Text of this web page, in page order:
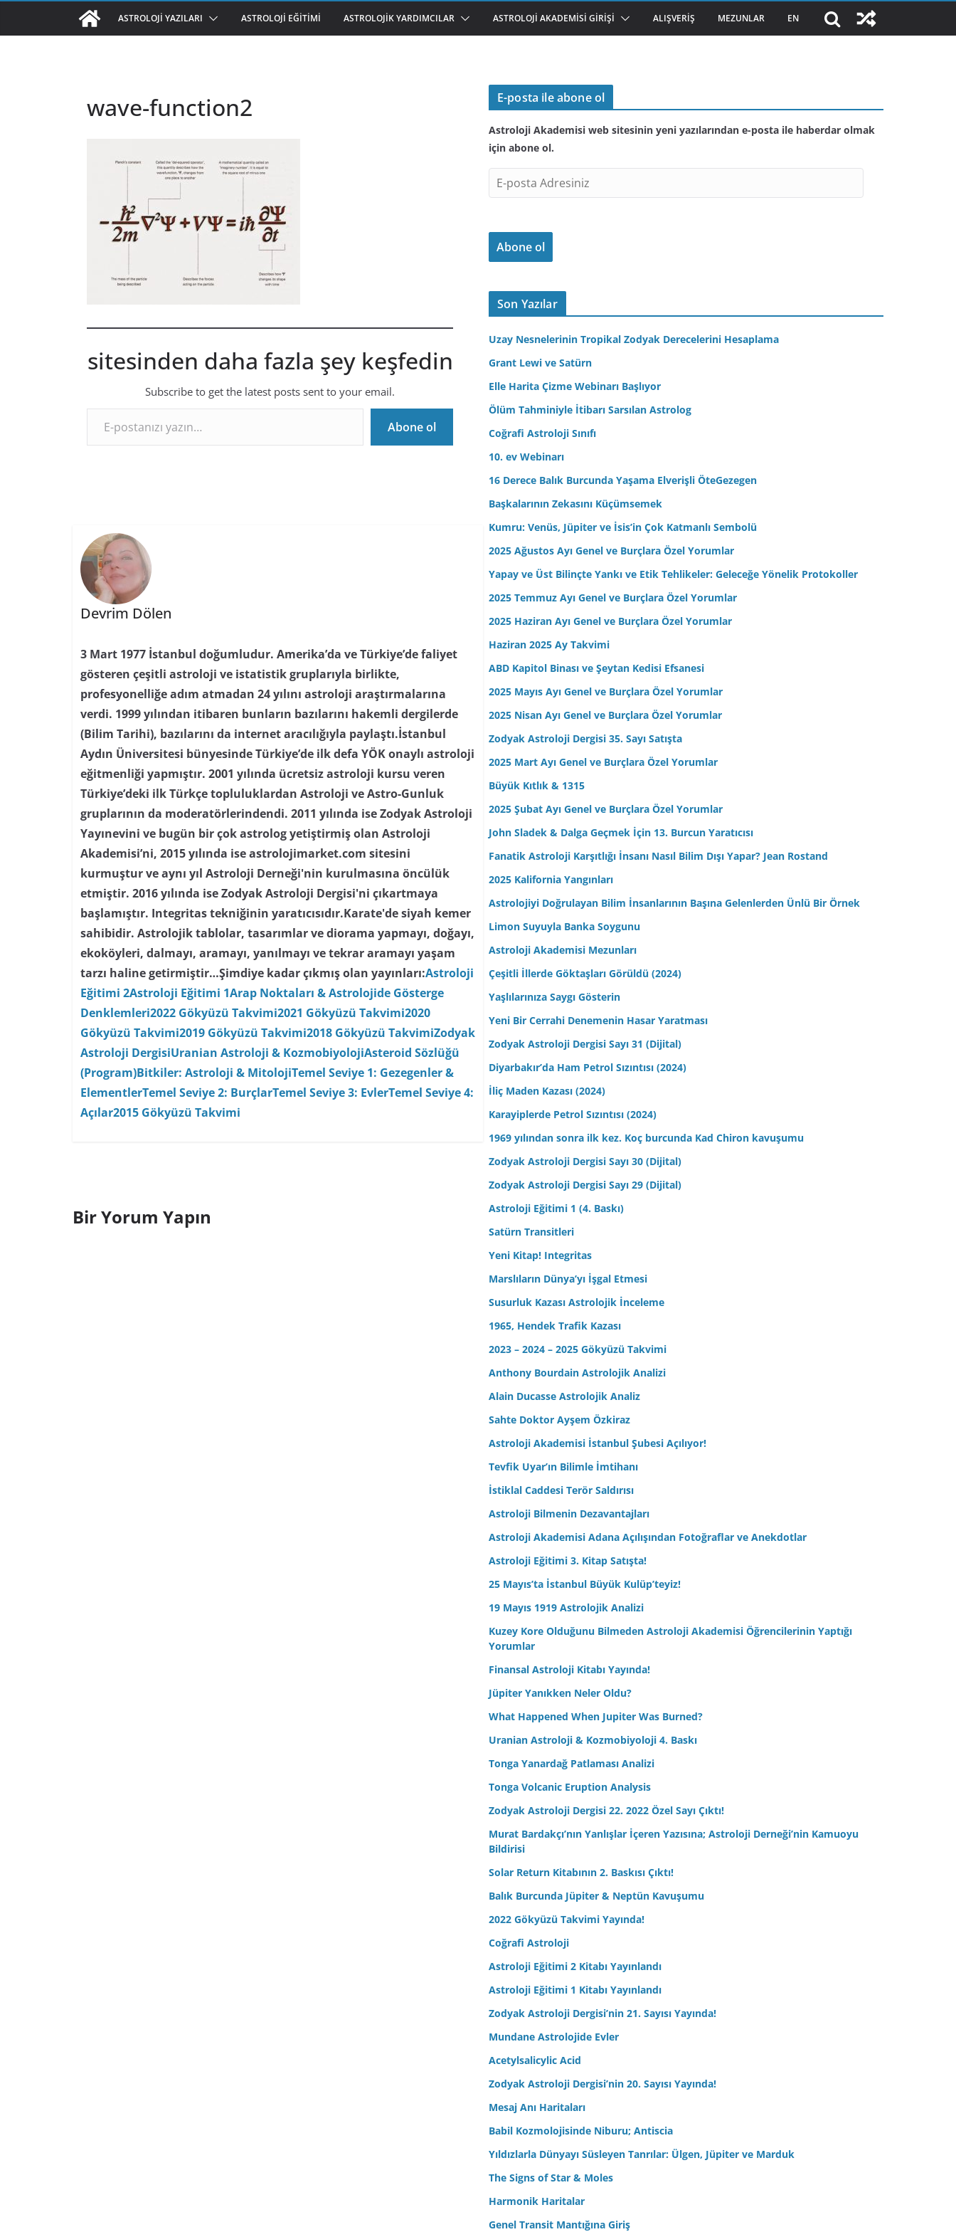
ASTROLOJI YAZILARI ASTROLOJI EĞITIMI ASTROLOJIK YARDIMCILAR ASTROLOJI AKADEMISI GIRIŞI ALIŞVERIŞ MEZUNLAR EN
wave-function2
sitesinden daha fazla şey keşfedin
Subscribe to get the latest posts sent to your email.
E-postanızı yazın…
Abone ol
Devrim Dölen
3 Mart 1977 İstanbul doğumludur. Amerika’da ve Türkiye’de faliyet
gösteren çeşitli astroloji ve istatistik gruplarıyla birlikte,
profesyonelliğe adım atmadan 24 yılını astroloji araştırmalarına
verdi. 1999 yılından itibaren bunların bazılarını hakemli dergilerde
(Bilim Tarihi), bazılarını da internet aracılığıyla paylaştı.İstanbul
Aydın Üniversitesi bünyesinde Türkiye’de ilk defa YÖK onaylı astroloji
eğitmenliği yapmıştır. 2001 yılında ücretsiz astroloji kursu veren
Türkiye’deki ilk Türkçe topluluklardan Astroloji ve Astro-Gunluk
gruplarının da moderatörlerindendi. 2011 yılında ise Zodyak Astroloji
Yayınevini ve bugün bir çok astrolog yetiştirmiş olan Astroloji
Akademisi’ni, 2015 yılında ise astrolojimarket.com sitesini
kurmuştur ve aynı yıl Astroloji Derneği'nin kurulmasına öncülük
etmiştir. 2016 yılında ise Zodyak Astroloji Dergisi'ni çıkartmaya
başlamıştır. Integritas tekniğinin yaratıcısıdır.Karate'de siyah kemer
sahibidir. Astrolojik tablolar, tasarımlar ve diorama yapmayı, doğayı,
ekoköyleri, dalmayı, aramayı, yanılmayı ve tekrar aramayı yaşam
tarzı haline getirmiştir…Şimdiye kadar çıkmış olan yayınları:Astroloji
Eğitimi 2Astroloji Eğitimi 1Arap Noktaları & Astrolojide Gösterge
Denklemleri2022 Gökyüzü Takvimi2021 Gökyüzü Takvimi2020
Gökyüzü Takvimi2019 Gökyüzü Takvimi2018 Gökyüzü TakvimiZodyak
Astroloji DergisiUranian Astroloji & KozmobiyolojiAsteroid Sözlüğü
(Program)Bitkiler: Astroloji & MitolojiTemel Seviye 1: Gezegenler &
ElementlerTemel Seviye 2: BurçlarTemel Seviye 3: EvlerTemel Seviye 4:
Açılar2015 Gökyüzü Takvimi
Bir Yorum Yapın
E-posta ile abone ol
Astroloji Akademisi web sitesinin yeni yazılarından e-posta ile haberdar olmak
için abone ol.
-
o
t
d
r
i
n
Abone ol
Son Yazılar
Uzay Nesnelerinin Tropikal Zodyak Derecelerini Hesaplama
Grant Lewi ve Satürn
Elle Harita Çizme Webinarı Başlıyor
Ölüm Tahminiyle İtibarı Sarsılan Astrolog
Coğrafi Astroloji Sınıfı
10. ev Webinarı
16 Derece Balık Burcunda Yaşama Elverişli ÖteGezegen
Başkalarının Zekasını Küçümsemek
Kumru: Venüs, Jüpiter ve İsis’in Çok Katmanlı Sembolü
2025 Ağustos Ayı Genel ve Burçlara Özel Yorumlar
Yapay ve Üst Bilinçte Yankı ve Etik Tehlikeler: Geleceğe Yönelik Protokoller
2025 Temmuz Ayı Genel ve Burçlara Özel Yorumlar
2025 Haziran Ayı Genel ve Burçlara Özel Yorumlar
Haziran 2025 Ay Takvimi
ABD Kapitol Binası ve Şeytan Kedisi Efsanesi
2025 Mayıs Ayı Genel ve Burçlara Özel Yorumlar
2025 Nisan Ayı Genel ve Burçlara Özel Yorumlar
Zodyak Astroloji Dergisi 35. Sayı Satışta
2025 Mart Ayı Genel ve Burçlara Özel Yorumlar
Büyük Kıtlık & 1315
2025 Şubat Ayı Genel ve Burçlara Özel Yorumlar
John Sladek & Dalga Geçmek İçin 13. Burcun Yaratıcısı
Fanatik Astroloji Karşıtlığı İnsanı Nasıl Bilim Dışı Yapar? Jean Rostand
2025 Kalifornia Yangınları
Astrolojiyi Doğrulayan Bilim İnsanlarının Başına Gelenlerden Ünlü Bir Örnek
Limon Suyuyla Banka Soygunu
Astroloji Akademisi Mezunları
Çeşitli İllerde Göktaşları Görüldü (2024)
Yaşlılarınıza Saygı Gösterin
Yeni Bir Cerrahi Denemenin Hasar Yaratması
Zodyak Astroloji Dergisi Sayı 31 (Dijital)
Diyarbakır’da Ham Petrol Sızıntısı (2024)
İliç Maden Kazası (2024)
Karayiplerde Petrol Sızıntısı (2024)
1969 yılından sonra ilk kez. Koç burcunda Kad Chiron kavuşumu
Zodyak Astroloji Dergisi Sayı 30 (Dijital)
Zodyak Astroloji Dergisi Sayı 29 (Dijital)
Astroloji Eğitimi 1 (4. Baskı)
Satürn Transitleri
Yeni Kitap! Integritas
Marslıların Dünya’yı İşgal Etmesi
Susurluk Kazası Astrolojik İnceleme
1965, Hendek Trafik Kazası
2023 – 2024 – 2025 Gökyüzü Takvimi
Anthony Bourdain Astrolojik Analizi
Alain Ducasse Astrolojik Analiz
Sahte Doktor Ayşem Özkiraz
Astroloji Akademisi İstanbul Şubesi Açılıyor!
Tevfik Uyar’ın Bilimle İmtihanı
İstiklal Caddesi Terör Saldırısı
Astroloji Bilmenin Dezavantajları
Astroloji Akademisi Adana Açılışından Fotoğraflar ve Anekdotlar
Astroloji Eğitimi 3. Kitap Satışta!
25 Mayıs’ta İstanbul Büyük Kulüp’teyiz!
19 Mayıs 1919 Astrolojik Analizi
Kuzey Kore Olduğunu Bilmeden Astroloji Akademisi Öğrencilerinin Yaptığı
Yorumlar
Finansal Astroloji Kitabı Yayında!
Jüpiter Yanıkken Neler Oldu?
What Happened When Jupiter Was Burned?
Uranian Astroloji & Kozmobiyoloji 4. Baskı
Tonga Yanardağ Patlaması Analizi
Tonga Volcanic Eruption Analysis
Zodyak Astroloji Dergisi 22. 2022 Özel Sayı Çıktı!
Murat Bardakçı’nın Yanlışlar İçeren Yazısına; Astroloji Derneği’nin Kamuoyu
Bildirisi
Solar Return Kitabının 2. Baskısı Çıktı!
Balık Burcunda Jüpiter & Neptün Kavuşumu
2022 Gökyüzü Takvimi Yayında!
Coğrafi Astroloji
Astroloji Eğitimi 2 Kitabı Yayınlandı
Astroloji Eğitimi 1 Kitabı Yayınlandı
Zodyak Astroloji Dergisi’nin 21. Sayısı Yayında!
Mundane Astrolojide Evler
Acetylsalicylic Acid
Zodyak Astroloji Dergisi’nin 20. Sayısı Yayında!
Mesaj Anı Haritaları
Babil Kozmolojisinde Niburu; Antiscia
Yıldızlarla Dünyayı Süsleyen Tanrılar: Ülgen, Jüpiter ve Marduk
The Signs of Star & Moles
Harmonik Haritalar
Genel Transit Mantığına Giriş